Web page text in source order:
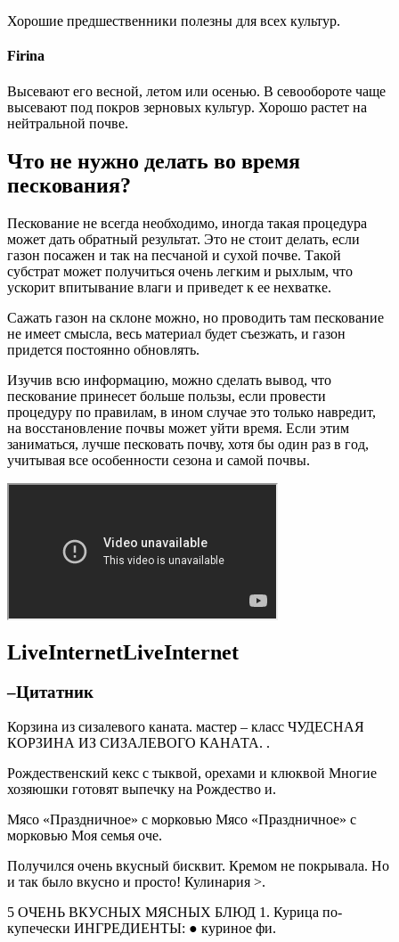
​Хорошие предшественники полезны для всех культур.​
Firina
​Высевают его весной, летом или осенью. В севообороте чаще
высевают под покров зерновых культур. Хорошо растет на
нейтральной почве.​
Что не нужно делать во время
пескования?
Пескование не всегда необходимо, иногда такая процедура
может дать обратный результат. Это не стоит делать, если
газон посажен и так на песчаной и сухой почве. Такой
субстрат может получиться очень легким и рыхлым, что
ускорит впитывание влаги и приведет к ее нехватке.
Сажать газон на склоне можно, но проводить там пескование
не имеет смысла, весь материал будет съезжать, и газон
придется постоянно обновлять.
Изучив всю информацию, можно сделать вывод, что
пескование принесет больше пользы, если провести
процедуру по правилам, в ином случае это только навредит,
на восстановление почвы может уйти время. Если этим
заниматься, лучше песковать почву, хотя бы один раз в год,
учитывая все особенности сезона и самой почвы.
LiveInternetLiveInternet
–Цитатник
Корзина из сизалевого каната. мастер – класс ЧУДЕСНАЯ
КОРЗИНА ИЗ СИЗАЛЕВОГО КАНАТА. .
Рождественский кекс с тыквой, орехами и клюквой Многие
хозяюшки готовят выпечку на Рождество и.
Мясо «Праздничное» с морковью Мясо «Праздничное» с
морковью Моя семья оче.
Получился очень вкусный бисквит. Кремом не покрывала. Но
и так было вкусно и просто! Кулинария >.
5 ОЧЕНЬ ВКУСНЫХ МЯСНЫХ БЛЮД 1. Курица по-
купечески ИНГРЕДИЕНТЫ: ● куриное фи.